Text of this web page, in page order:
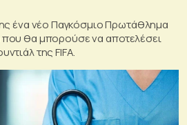
ένα νέο Παγκόσμιο Πρωτάθλημα
θα μπορούσε να αποτελέσει
της FIFA.